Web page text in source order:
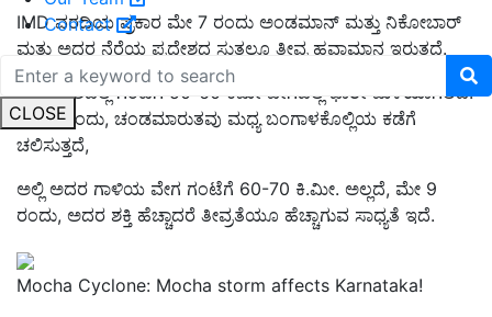
Contact
CLOSE
IMD ವರದಿಯ ಪ್ರಕಾರ ಮೇ 7 ರಂದು ಅಂಡಮಾನ್ ಮತ್ತು ನಿಕೋಬಾರ್
ಮತ್ತು ಅದರ ನೆರೆಯ ಪ್ರದೇಶದ ಸುತ್ತಲೂ ತೀವ್ರ ಹವಾಮಾನ ಇರುತ್ತದೆ.
ಈ ಪ್ರದೇಶದಲ್ಲಿ ಗಂಟೆಗೆ 50-60 ಕಿಮೀ ವೇಗದಲ್ಲಿ ಭಾರೀ ಮಳೆಯಾಗಲಿದೆ.
ಮೇ 8 ರಂದು, ಚಂಡಮಾರುತವು ಮಧ್ಯ ಬಂಗಾಳಕೊಲ್ಲಿಯ ಕಡೆಗೆ
ಚಲಿಸುತ್ತದೆ,
ಅಲ್ಲಿ ಅದರ ಗಾಳಿಯ ವೇಗ ಗಂಟೆಗೆ 60-70 ಕಿ.ಮೀ. ಅಲ್ಲದೆ, ಮೇ 9
ರಂದು, ಅದರ ಶಕ್ತಿ ಹೆಚ್ಚಾದರೆ ತೀವ್ರತೆಯೂ ಹೆಚ್ಚಾಗುವ ಸಾಧ್ಯತೆ ಇದೆ.
Mocha Cyclone: Mocha storm affects Karnataka!